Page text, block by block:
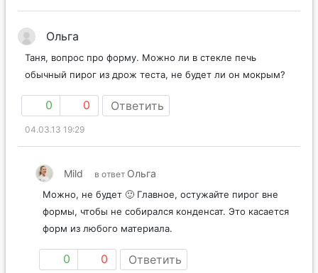
Ольга
Таня, вопрос про форму. Можно ли в стекле печь
обычный пирог из дрож теста, не будет ли он мокрым?
0 0 Ответить
04.03.13 19:29
Mild в ответ Ольга
Можно, не будет 🙂 Главное, остужайте пирог вне
формы, чтобы не собирался конденсат. Это касается
форм из любого материала.
0 0 Ответить